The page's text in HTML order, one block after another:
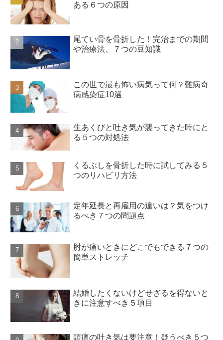
ある６つの原因
尾てい骨を骨折した！完治までの期間
や治療法、７つの豆知識
この世で最も怖い病気って何？難病奇
病感染症10選
生あくびと吐き気が襲ってきた時にと
る５つの対処法
くるぶしを骨折した時に試してみる５
つのリハビリ方法
定年延長と再雇用の違いは？気をつけ
るべき７つの問題点
肘が痛いときにどこでもできる７つの
簡単ストレッチ
結婚したくないけどせざるを得ないと
きに注意すべき５項目
頭痛の吐き気は要注意！疑うべき５つ